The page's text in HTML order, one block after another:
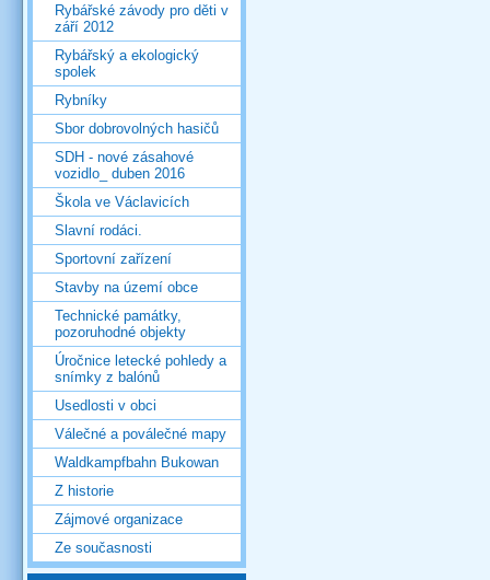
Rybářské závody pro děti v
září 2012
Rybářský a ekologický
spolek
Rybníky
Sbor dobrovolných hasičů
SDH - nové zásahové
vozidlo_ duben 2016
Škola ve Václavicích
Slavní rodáci.
Sportovní zařízení
Stavby na území obce
Technické památky,
pozoruhodné objekty
Úročnice letecké pohledy a
snímky z balónů
Usedlosti v obci
Válečné a poválečné mapy
Waldkampfbahn Bukowan
Z historie
Zájmové organizace
Ze současnosti